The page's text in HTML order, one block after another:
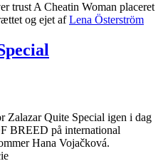
trust A Cheatin Woman placeret
og ejet afLena Österström
Zalazar Quite Special igen i dag
BREED på international
Hana Vojačková.